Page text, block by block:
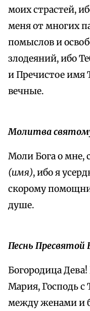
моих страстей,
меня от многих
помыслов и
злодеяний, ибо
и Пречистое имя
вечные.
Молитва
Моли Бога о мне,
(имя), ибо я
скорому
душе.
Песнь Пресвятой
Богородица Дева!
Мария, Господь с
между женами и